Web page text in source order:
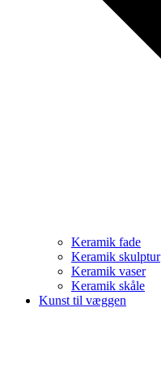
Keramik fade
Keramik skulptur
Keramik vaser
Keramik skåle
Kunst til væggen